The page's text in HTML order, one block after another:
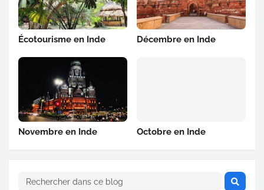
Écotourisme en Inde Décembre en Inde
Novembre en Inde Octobre en Inde